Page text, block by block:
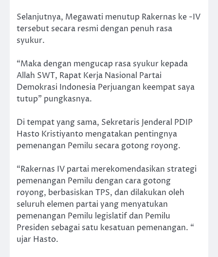
Selanjutnya, Megawati menutup Rakernas ke -IV
tersebut secara resmi dengan penuh rasa
syukur.
“Maka dengan mengucap rasa syukur kepada
Allah SWT, Rapat Kerja Nasional Partai
Demokrasi Indonesia Perjuangan keempat saya
tutup” pungkasnya.
Di tempat yang sama, Sekretaris Jenderal PDIP
Hasto Kristiyanto mengatakan pentingnya
pemenangan Pemilu secara gotong royong.
“Rakernas IV partai merekomendasikan strategi
pemenangan Pemilu dengan cara gotong
royong, berbasiskan TPS, dan dilakukan oleh
seluruh elemen partai yang menyatukan
pemenangan Pemilu legislatif dan Pemilu
Presiden sebagai satu kesatuan pemenangan. “
ujar Hasto.